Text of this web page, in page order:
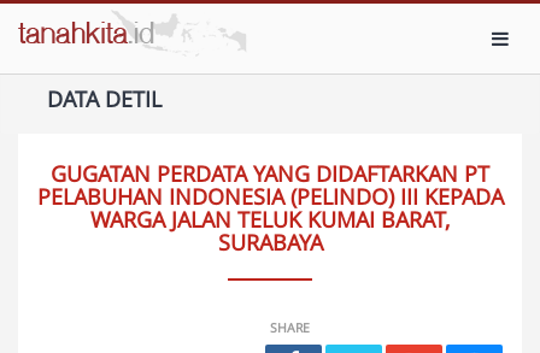
DATA DETIL
GUGATAN PERDATA YANG DIDAFTARKAN PT
PELABUHAN INDONESIA (PELINDO) III KEPADA
WARGA JALAN TELUK KUMAI BARAT,
SURABAYA
SHARE